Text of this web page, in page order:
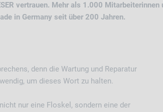
vertrauen. Mehr als 1.000
in Germany seit über 200 Jahren.
denn die Wartung und Reparatur
um dieses Wort zu halten.
nur eine Floskel, sondern eine der